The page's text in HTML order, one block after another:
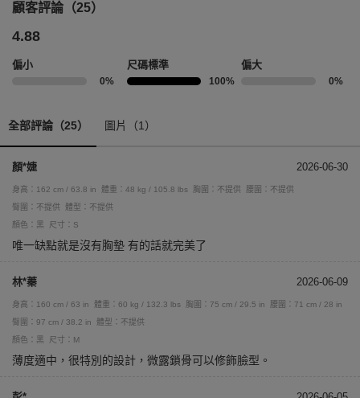
顧客評論（25）
4.88
偏小
0%
尺碼標準
100%
偏大
0%
全部評論（25） 圖片（1）
顏*婕 2026-06-30
身高：162 cm / 63.8 in 體重：48 kg / 105.8 lbs 胸圍：不提供
腰圍：不提供
臀圍：不提供
體型：不提供
顏色：黑
尺寸：S
唯一缺點就是沒有胸墊 有的話就完美了
林*蓁 2026-06-09
身高：160 cm / 63 in 體重：60 kg / 132.3 lbs 胸圍：75 cm / 29.5 in
腰圍：71 cm / 28 in
臀圍：97 cm / 38.2 in
體型：不提供
顏色：黑
尺寸：M
薄度適中，很特別的設計，微露鎖骨可以修飾臉型。